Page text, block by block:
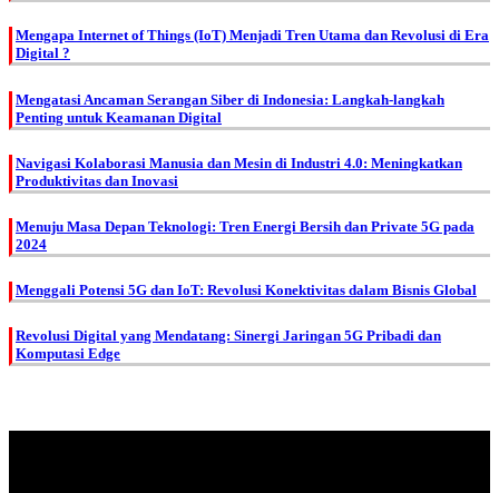
Mengapa Internet of Things (IoT) Menjadi Tren Utama dan Revolusi di Era
Digital ?
Mengatasi Ancaman Serangan Siber di Indonesia: Langkah-langkah
Penting untuk Keamanan Digital
Navigasi Kolaborasi Manusia dan Mesin di Industri 4.0: Meningkatkan
Produktivitas dan Inovasi
Menuju Masa Depan Teknologi: Tren Energi Bersih dan Private 5G pada
2024
Menggali Potensi 5G dan IoT: Revolusi Konektivitas dalam Bisnis Global
Revolusi Digital yang Mendatang: Sinergi Jaringan 5G Pribadi dan
Komputasi Edge